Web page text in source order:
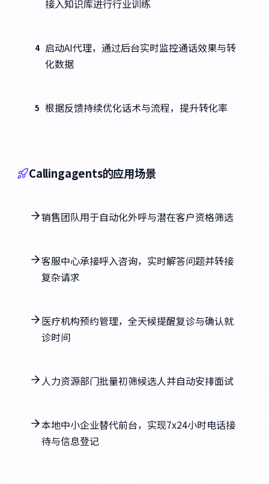
接入知识库进行行业训练
4 启动AI代理，通过后台实时监控通话效果与转
化数据
5 根据反馈持续优化话术与流程，提升转化率
Callingagents的应用场景
销售团队用于自动化外呼与潜在客户资格筛选
客服中心承接呼入咨询，实时解答问题并转接
复杂请求
医疗机构预约管理，全天候提醒复诊与确认就
诊时间
人力资源部门批量初筛候选人并自动安排面试
本地中小企业替代前台，实现7x24小时电话接
待与信息登记